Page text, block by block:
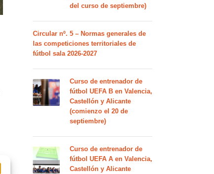
del curso de septiembre)
Circular nº. 5 – Normas generales de
las competiciones territoriales de
fútbol sala 2026-2027
Curso de entrenador de
fútbol UEFA B en Valencia,
Castellón y Alicante
(comienzo el 20 de
septiembre)
Curso de entrenador de
fútbol UEFA A en Valencia,
Castellón y Alicante